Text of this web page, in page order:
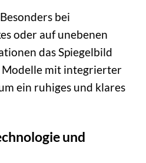
Besonders bei
oder auf unebenen
das Spiegelbild
Modelle mit integrierter
ein ruhiges und klares
und